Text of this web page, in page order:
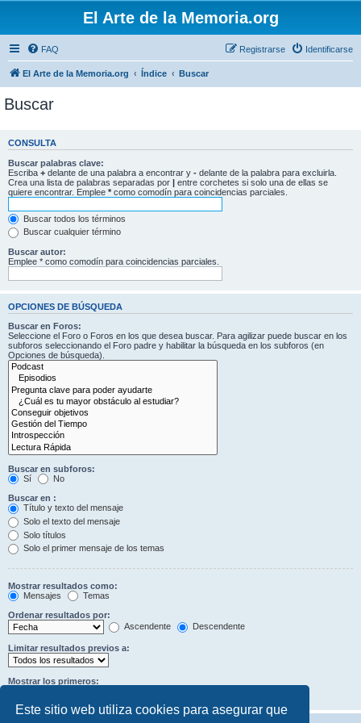
Este sitio web utiliza cookies para asegurar que
El Arte de la Memoria.org
FAQ Identificarse
Registrarse
El Arte de la Memoria.org Índice Buscar
Buscar
CONSULTA
Buscar palabras clave:
Escriba + delante de una palabra a encontrar y - delante de la palabra para excluirla.
Crea una lista de palabras separadas por | entre corchetes si solo una de ellas se
quiere encontrar. Emplee * como comodín para coincidencias parciales.
Buscar todos los términos
Buscar cualquier término
Buscar autor:
Emplee * como comodín para coincidencias parciales.
OPCIONES DE BÚSQUEDA
Buscar en Foros:
Seleccione el Foro o Foros en los que desea buscar. Para agilizar puede buscar en los
subforos seleccionando el Foro padre y habilitar la búsqueda en los subforos (en
Opciones de búsqueda).
Buscar en subforos:
Sí
No
Buscar en :
Título y texto del mensaje
Solo el texto del mensaje
Solo títulos
Solo el primer mensaje de los temas
Mostrar resultados como:
Mensajes
Temas
Ordenar resultados por:
Ascendente
Descendente
Limitar resultados previos a:
Mostrar los primeros: